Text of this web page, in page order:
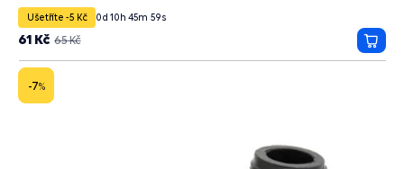
Ušetříte -5 Kč 0d 10h 45m 58s
65 Kč
61 Kč
do
-7%